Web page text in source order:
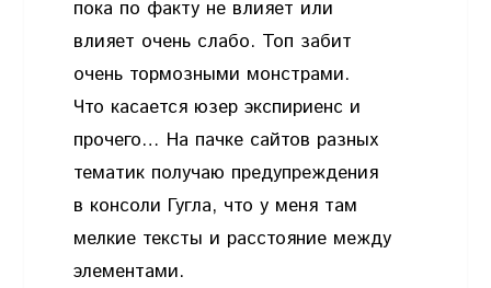
пока по факту не влияет или
влияет очень слабо. Топ забит
очень тормозными монстрами.
Что касается юзер экспириенс и
прочего… На пачке сайтов разных
тематик получаю предупреждения
в консоли Гугла, что у меня там
мелкие тексты и расстояние между
элементами.